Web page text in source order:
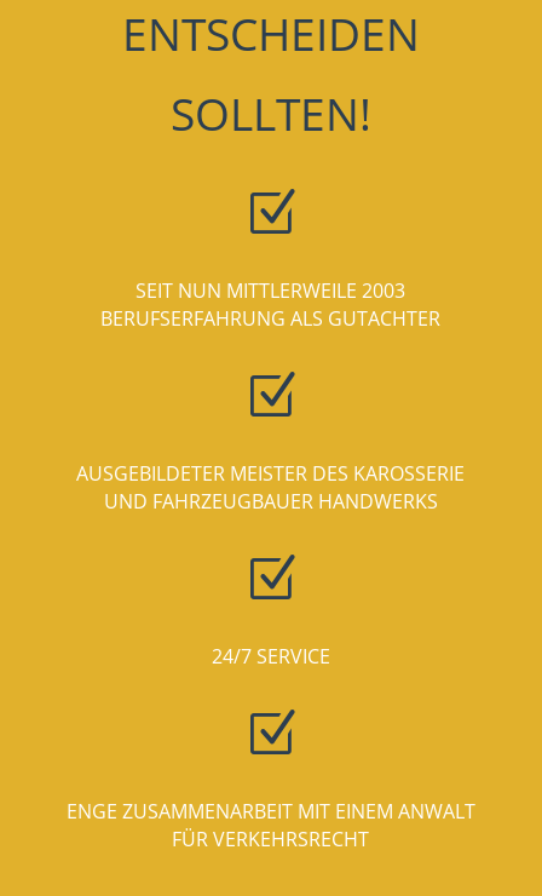
ENTSCHEIDEN
SOLLTEN!
Z
SEIT NUN MITTLERWEILE 2003
BERUFSERFAHRUNG ALS GUTACHTER
Z
AUSGEBILDETER MEISTER DES KAROSSERIE
UND FAHRZEUGBAUER HANDWERKS
Z
24/7 SERVICE
Z
ENGE ZUSAMMENARBEIT MIT EINEM ANWALT
FÜR VERKEHRSRECHT